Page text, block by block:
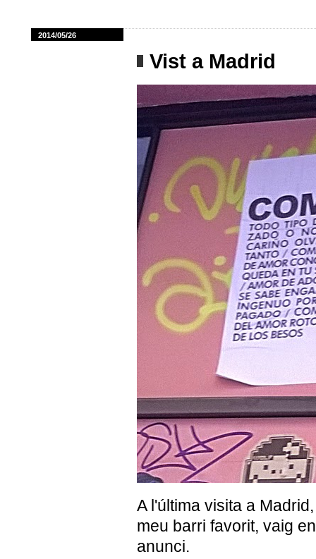
2014/05/26
Vist a Madrid
A l'última visita a
meu barri favorit, vaig
anunci.